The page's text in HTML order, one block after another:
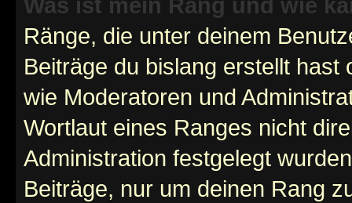
Ränge, die unter deinem
Beiträge du bislang erstellt
wie Moderatoren und
Wortlaut eines Ranges nicht
Administration festgelegt
Beiträge, nur um deinen Rang